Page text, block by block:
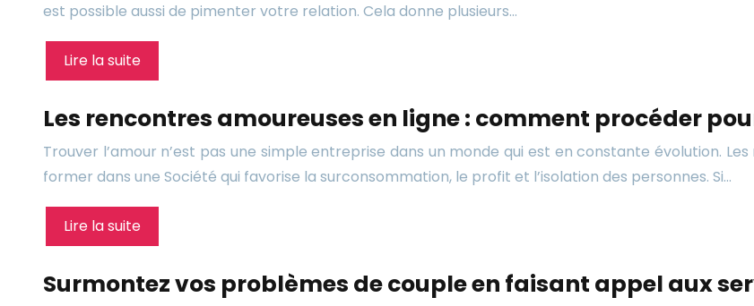
est possible aussi de pimenter votre relation. Cela donne plusieurs…
Lire la suite
Les rencontres amoureuses en ligne : comment procéder
Trouver l’amour n’est pas une simple entreprise dans un monde qui est en constante évolution.
former dans une Société qui favorise la surconsommation, le profit et l’isolation des personnes. Si…
Lire la suite
Surmontez vos problèmes de couple en faisant appel aux